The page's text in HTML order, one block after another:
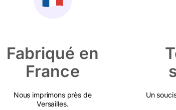
Fabriqué en
France
Nous imprimons près de
Versailles.
Un